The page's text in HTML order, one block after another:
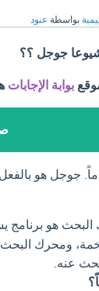
بواسطة عبود
جوجل ؟؟
بوابة الإجابات
جوجل هو
هو برنامج
ومحرك
عنه.